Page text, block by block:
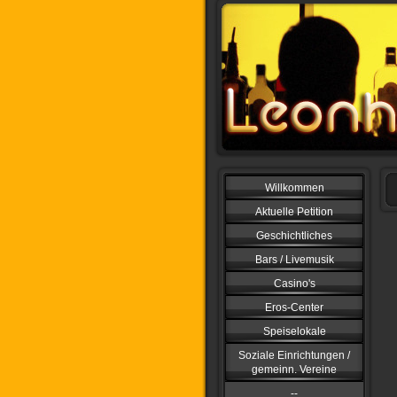
Willkommen
Aktuelle Petition
Geschichtliches
Bars / Livemusik
Casino's
Eros-Center
Speiselokale
Soziale Einrichtungen /
gemeinn. Vereine
--